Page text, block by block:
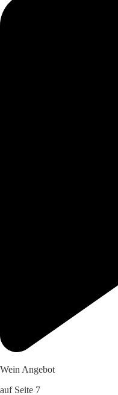
Wein Angebot
auf Seite 7